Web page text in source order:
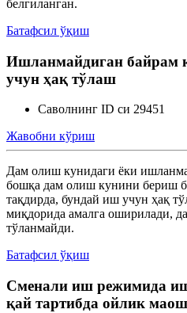
белгиланган.
Батафсил ўқиш
Ишланмайдиган байрам
учун ҳақ тўлаш
Саволнинг ID си 29451
Жавобни кўриш
Дам олиш кунидаги ёки
бошқа дам олиш кунини бериш
тақдирда, бундай иш учун ҳақ
миқдорида амалга оширилади,
тўланмайди.
Батафсил ўқиш
Сменали иш режимида
қай тартибда ойлик